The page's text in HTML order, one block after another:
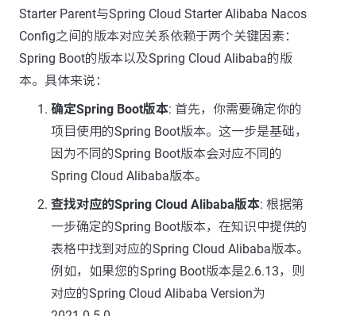
Starter Parent与Spring Cloud Starter Alibaba Nacos
Config之间的版本对应关系依赖于两个关键因素：
Spring Boot的版本以及Spring Cloud Alibaba的版
本。具体来说：
确定Spring Boot版本: 首先，你需要确定你的
项目使用的Spring Boot版本。这一步是基础，
因为不同的Spring Boot版本会对应不同的
Spring Cloud Alibaba版本。
查找对应的Spring Cloud Alibaba版本: 根据第
一步确定的Spring Boot版本，在知识中提供的
表格中找到对应的Spring Cloud Alibaba版本。
例如，如果您的Spring Boot版本是2.6.13，则
对应的Spring Cloud Alibaba Version为